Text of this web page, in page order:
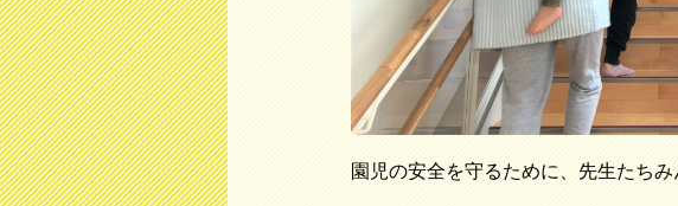
園児の安全を守るために、先生たち